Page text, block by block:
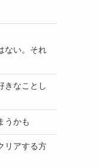
ない。それ
きなことし
うかも
リアする方